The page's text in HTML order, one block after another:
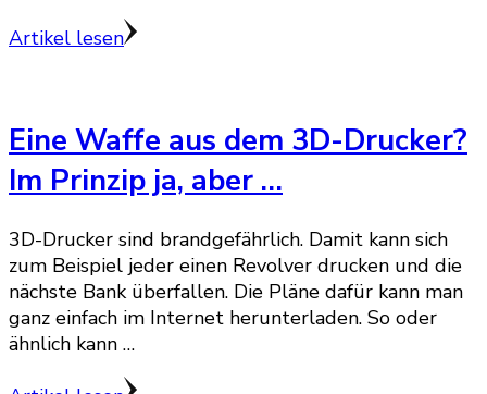
Artikel lesen
Eine Waffe aus dem 3D-Drucker?
Im Prinzip ja, aber …
3D-Drucker sind brandgefährlich. Damit kann sich
zum Beispiel jeder einen Revolver drucken und die
nächste Bank überfallen. Die Pläne dafür kann man
ganz einfach im Internet herunterladen. So oder
ähnlich kann …